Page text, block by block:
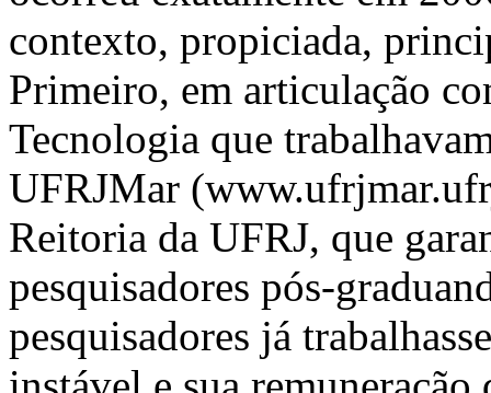
contexto, propiciada,
Primeiro, em articulação
Tecnologia que
UFRJMar
Reitoria da UFRJ, que
pesquisadores pós-
pesquisadores já